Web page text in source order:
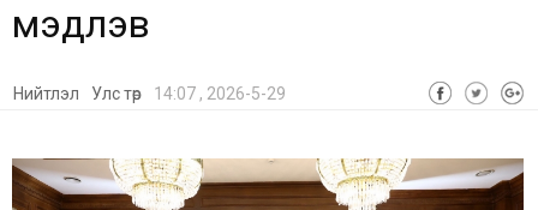
мэдүүлэв
Нийтлэл Улс төр 14:07 , 2026-5-29